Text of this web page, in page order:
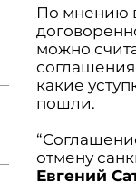
По мнению
можно
какие
пошли.
отмену
Евгений